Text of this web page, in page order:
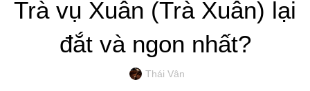
Trà vụ Xuân (Trà Xuân) lại
đắt và ngon nhất?
Thái Vân